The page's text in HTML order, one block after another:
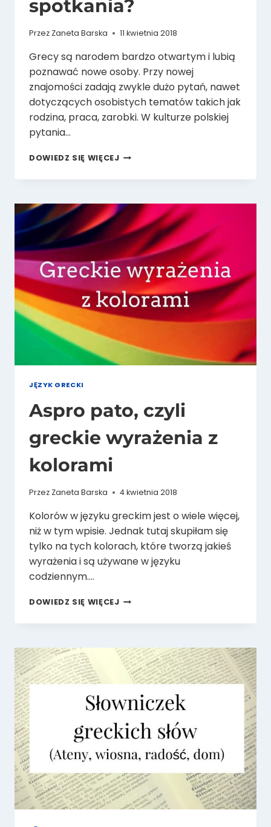
spotkania?
Przez Zaneta Barska 11 kwietnia 2018
Grecy są narodem bardzo otwartym i lubią
poznawać nowe osoby. Przy nowej
znajomości zadają zwykle dużo pytań, nawet
dotyczących osobistych tematów takich jak
rodzina, praca, zarobki. W kulturze polskiej
pytania…
DOWIEDZ SIĘ WIĘCEJO
PYTAJĄ
PODCZAS
PIERWSZEGO
SPOTKANIA?
JĘZYK GRECKI
Aspro pato, czyli
greckie wyrażenia z
kolorami
Przez Zaneta Barska 4 kwietnia 2018
Kolorów w języku greckim jest o wiele więcej,
niż w tym wpisie. Jednak tutaj skupiłam się
tylko na tych kolorach, które tworzą jakieś
wyrażenia i są używane w języku
codziennym….
DOWIEDZ SIĘ WIĘCEJASPRO
CZYLI
WYRAŻENIA
Z
KOLORAMI